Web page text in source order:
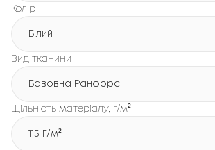
Колір
Білий
Вид тканини
Бавовна Ранфорс
Щільність матеріалу, г/м²
115 Г/м²